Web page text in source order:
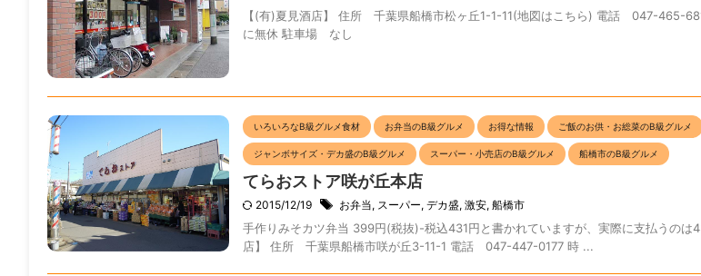
【(有)夏見酒店】 住所 千葉県船橋市松ヶ丘1-1-11(地図はこちら) 電話 047-465-
に無休 駐車場 なし
いろいろなB級グルメ食材 お弁当のB級グルメ お得な情報 ご飯のお供・お総菜のB級グルメ
ジャンボサイズ・デカ盛のB級グルメ スーパー・小売店のB級グルメ 船橋市のB級グルメ
てらおストア咲が丘本店
2015/12/19 お弁当, スーパー, デカ盛, 激安, 船橋市
手作りみそカツ弁当 399円(税抜)-税込431円と書かれていますが、実際に支払うのは
店】 住所 千葉県船橋市咲が丘3-11-1 電話 047-447-0177 時 ...